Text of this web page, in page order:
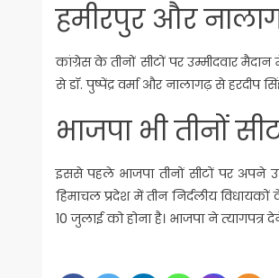
हमीरपुर और
कांग्रेस के तीनों सीटों पर उम्‍मीदवार
से डॉ. पुष्पेंद्र वर्मा और नालागढ़ से हरदीप
भाजपा भी तीनों
इससे पहले भाजपा तीनों सीटों पर अपने
हिमाचल प्रदेश में तीन निर्दलीय
10 जुलाई को होना है। भाजपा ने त्‍यागपत्र